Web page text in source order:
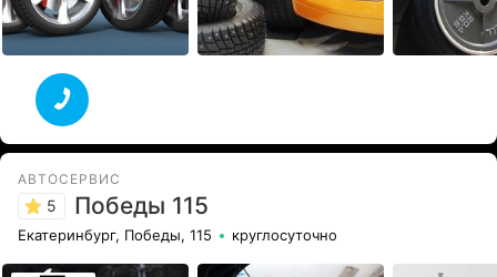
АВТОСЕРВИС
5 Победы 115
Екатеринбург, Победы, 115 круглосуточно